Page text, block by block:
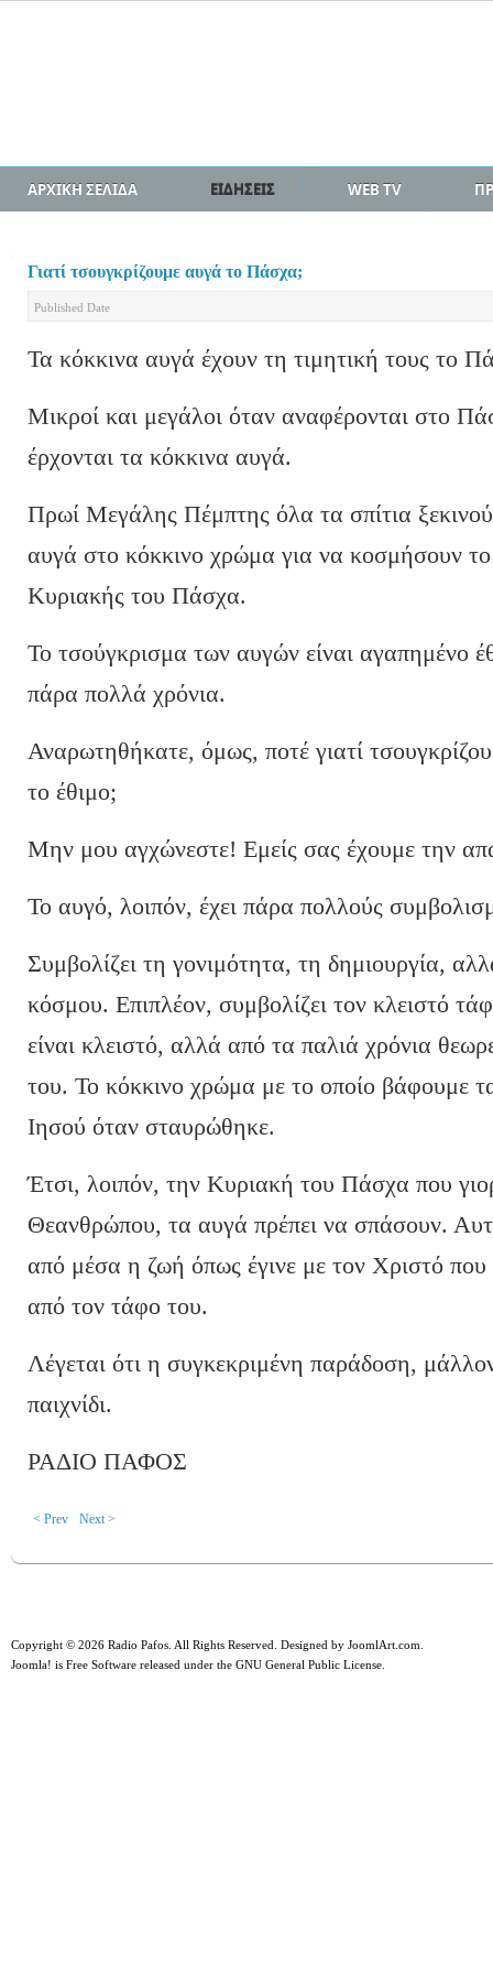
ΑΡΧΙΚΗ ΣΕΛΙΔΑ ΕΙΔΗΣΕΙΣ WEB TV
Γιατί τσουγκρίζουμε αυγά το Πάσχα;
Published Date
Τα κόκκινα αυγά έχουν τη τιμητική τους το
Μικροί και μεγάλοι όταν αναφέρονται στο
έρχονται τα κόκκινα αυγά.
Πρωί Μεγάλης Πέμπτης όλα τα σπίτια
αυγά στο κόκκινο χρώμα για να κοσμήσουν το
Κυριακής του Πάσχα.
Το τσούγκρισμα των αυγών είναι αγαπημένο
πάρα πολλά χρόνια.
Αναρωτηθήκατε, όμως, ποτέ γιατί
το έθιμο;
Μην μου αγχώνεστε! Εμείς σας έχουμε την
Το αυγό, λοιπόν, έχει πάρα πολλούς
Συμβολίζει τη γονιμότητα, τη δημιουργία,
κόσμου. Επιπλέον, συμβολίζει τον κλειστό
είναι κλειστό, αλλά από τα παλιά χρόνια
του. Το κόκκινο χρώμα με το οποίο βάφουμε
Ιησού όταν σταυρώθηκε.
Έτσι, λοιπόν, την Κυριακή του Πάσχα που
Θεανθρώπου, τα αυγά πρέπει να σπάσουν. Αυτό
από μέσα η ζωή όπως έγινε με τον Χριστό
από τον τάφο του.
Λέγεται ότι η συγκεκριμένη παράδοση,
παιχνίδι.
ΡΑΔΙΟ ΠΑΦΟΣ
< Prev Next >
Copyright © 2026 Radio Pafos. All Rights Reserved. Designed by JoomlArt.com
Joomla! is Free Software released under the GNU General Public License.